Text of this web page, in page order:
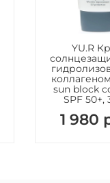
YU.R
sun block
SPF 50+,
1 980